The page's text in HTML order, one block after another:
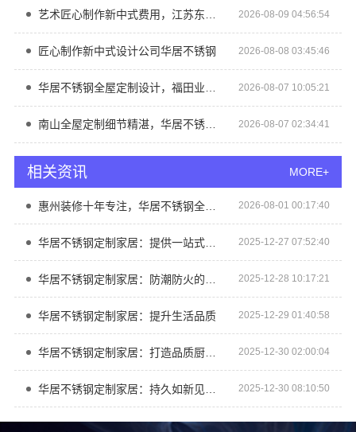
艺术匠心制作新中式费用，江苏东钢金属家居有限公司透明报价 2026-08-09 04:56:54
匠心制作新中式设计公司华居不锈钢 2026-08-08 03:45:46
华居不锈钢全屋定制设计，福田业主的选择 2026-08-07 10:05:21
南山全屋定制细节精湛，华居不锈钢打造精致家居 2026-08-07 02:34:41
相关资讯 MORE+
惠州装修十年专注，华居不锈钢全屋定制服务商 2026-08-01 00:17:40
华居不锈钢定制家居：提供一站式全屋不锈钢装修服务 2025-12-27 07:52:40
2025-12-28 10:17:21
华居不锈钢定制家居：提升生活品质 2025-12-29 01:40:58
华居不锈钢定制家居：打造品质厨房新体验 2025-12-30 02:00:04
2025-12-30 08:10:50